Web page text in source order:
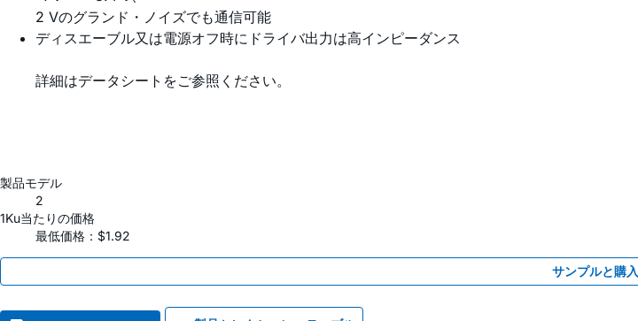
2 Vのグランド・ノイズでも通信可能
ディスエーブル又は電源オフ時にドライバ出力は高インピーダンス
詳細はデータシートをご参照ください。
製品モデル
2
1Ku当たりの価格
最低価格：$1.92
サンプルと購入